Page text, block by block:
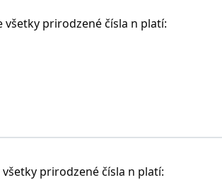
prirodzené čísla n platí:
prirodzené čísla n platí: